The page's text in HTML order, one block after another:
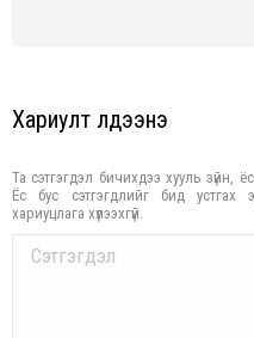
Хариулт үлдээнэ үү
Та сэтгэгдэл бичихдээ хууль зүйн,
Ёс бус сэтгэгдлийг бид устгах
хариуцлага хүлээхгүй.
Comment